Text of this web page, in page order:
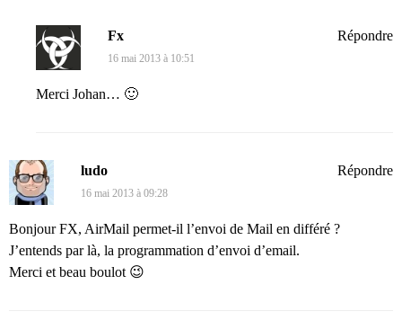
Fx
16 mai 2013 à 10:51
Merci Johan… 🙂
Répondre
ludo
16 mai 2013 à 09:28
Bonjour FX, AirMail permet-il l’envoi de Mail en différé ?
J’entends par là, la programmation d’envoi d’email.
Merci et beau boulot 😉
Répondre